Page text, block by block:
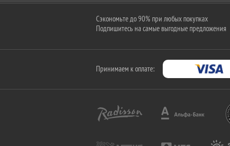
Сэкономьте до 90% при любых покупках
Подпишитесь на самые выгодные предложения
Принимаем к оплате: